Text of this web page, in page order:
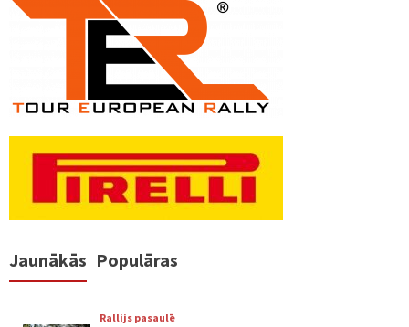
Jaunākās Populāras
Rallijs pasaulē